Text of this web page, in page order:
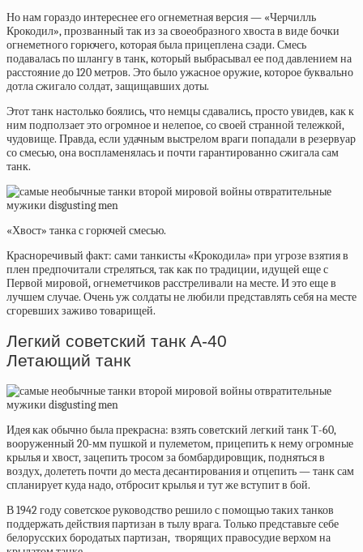
Но нам гораздо интереснее его огнеметная версия — «Черчилль
Крокодил», прозванный так из за своеобразного хвоста в виде бочки
огнеметного горючего, которая была прицеплена сзади. Смесь
подавалась по шлангу в танк, который выбрасывал ее под давлением на
расстояние до 120 метров. Это было ужасное оружие, которое буквально
дотла сжигало солдат, защищавших доты.
Этот танк настолько боялись, что немцы сдавались, просто увидев, как к
ним подползает это огромное и нелепое, со своей странной тележкой,
чудовище. Правда, если удачным выстрелом враги попадали в резервуар
со смесью, она воспламенялась и почти гарантированно сжигала сам
танк.
«Хвост» танка с горючей смесью.
Красноречивый факт: сами танкисты «Крокодила» при угрозе взятия в
плен предпочитали стреляться, так как по традиции, идущей еще с
Первой мировой, огнеметчиков расстреливали на месте. И это еще в
лучшем случае. Очень уж солдаты не любили представлять себя на месте
сгоревших заживо товарищей.
Легкий советский танк А-40
Летающий танк
Идея как обычно была прекрасна: взять советский легкий танкТ-60,
вооруженный 20-мм пушкой и пулеметом, прицепить к нему огромные
крылья и хвост, зацепить тросом за бомбардировщик, подняться в
воздух, долететь почти до места десантирования и отцепить — танк сам
спланирует куда надо, отбросит крылья и тут же вступит в бой.
В 1942 году советское руководство решило с помощью таких танков
поддержать действия партизан в тылу врага. Только представьте себе
белорусских бородатых партизан, творящих правосудие верхом на